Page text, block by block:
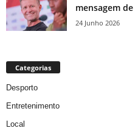
mensagem
24 Junho 2026
Categorias
Desporto
Entretenimento
Local